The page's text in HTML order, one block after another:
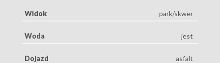
Widok park/skwer
Woda jest
Dojazd asfalt